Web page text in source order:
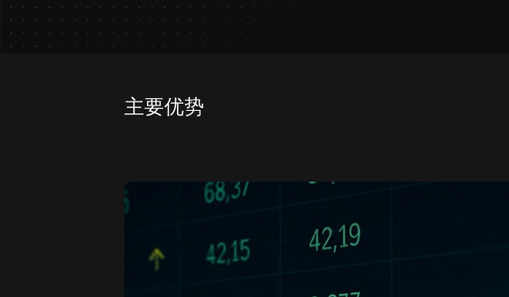
主要优势